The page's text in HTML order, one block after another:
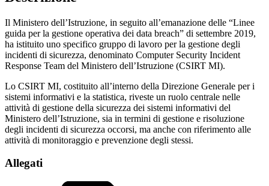
Il Ministero dell’Istruzione, in seguito all’emanazione delle “Linee
guida per la gestione operativa dei data breach” di settembre 2019,
ha istituito uno specifico gruppo di lavoro per la gestione degli
incidenti di sicurezza, denominato Computer Security Incident
Response Team del Ministero dell’Istruzione (CSIRT MI).
Lo CSIRT MI, costituito all’interno della Direzione Generale per i
sistemi informativi e la statistica, riveste un ruolo centrale nelle
attività di gestione della sicurezza dei sistemi informativi del
Ministero dell’Istruzione, sia in termini di gestione e risoluzione
degli incidenti di sicurezza occorsi, ma anche con riferimento alle
attività di monitoraggio e prevenzione degli stessi.
Allegati